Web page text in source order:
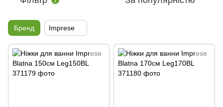
Бренд Imprese